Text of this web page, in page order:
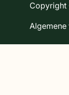
Copyright